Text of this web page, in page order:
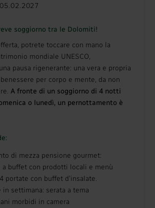
soggiorno tra le Dolomiti!
potrete toccare con mano la
mondiale UNESCO,
pausa rigenerante: una vera e propria
per corpo e mente, da non
A fronte di un soggiorno di 4 notti
o lunedì, un pernottamento è
di mezza pensione gourmet:
a buffet con prodotti locali e menù
portate con buffet d’insalate.
in settimana: serata a tema
morbidi in camera